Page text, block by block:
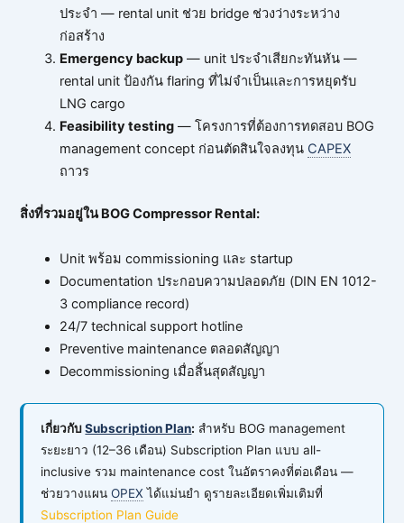
ประจำ — rental unit ช่วย bridge ช่วงว่างระหว่าง
ก่อสร้าง
Emergency backup — unit ประจำเสียกะทันหัน —
rental unit ป้องกัน flaring ที่ไม่จำเป็นและการหยุดรับ
LNG cargo
Feasibility testing — โครงการที่ต้องการทดสอบ BOG
management concept ก่อนตัดสินใจลงทุน CAPEX
ถาวร
สิ่งที่รวมอยู่ใน BOG Compressor Rental:
Unit พร้อม commissioning และ startup
Documentation ประกอบความปลอดภัย (DIN EN 1012-
3 compliance record)
24/7 technical support hotline
Preventive maintenance ตลอดสัญญา
Decommissioning เมื่อสิ้นสุดสัญญา
เกี่ยวกับSubscription Plan: สำหรับ BOG management
ระยะยาว (12–36 เดือน) Subscription Plan แบบ all-
inclusive รวม maintenance cost ในอัตราคงที่ต่อเดือน —
ช่วยวางแผนOPEX ได้แม่นยำ ดูรายละเอียดเพิ่มเติมที่
Subscription Plan Guide